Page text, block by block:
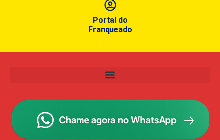
Portal do
Franqueado